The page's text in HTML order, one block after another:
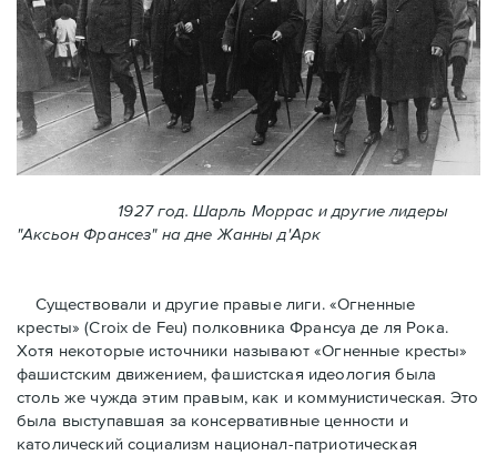
1927 год. Шарль Моррас и другие лидеры
"Аксьон Франсез" на дне Жанны д'Арк
Существовали и другие правые лиги. «Огненные
кресты» (Croix de Feu) полковника Франсуа де ля Рока.
Хотя некоторые источники называют «Огненные крeсты»
фашистским движением, фашистская идеология была
столь же чужда этим правым, как и коммунистическая. Это
была выступавшая за консервативные ценности и
католический социализм национал-патриотическая